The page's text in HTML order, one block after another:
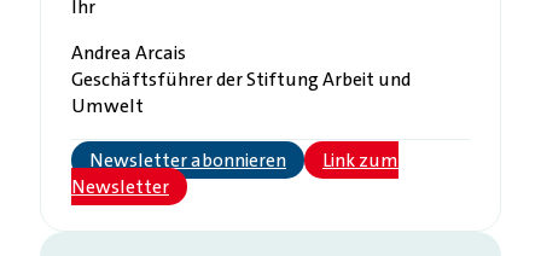
Ihr
Andrea Arcais
Geschäftsführer der Stiftung Arbeit und
Umwelt
Newsletter abonnieren
Link zum
Newsletter